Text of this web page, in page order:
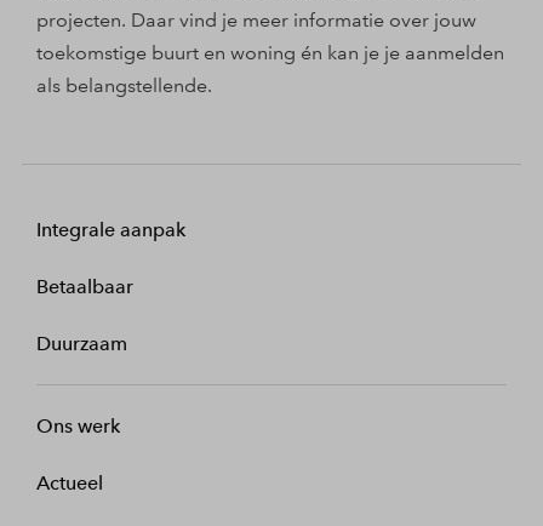
projecten. Daar vind je meer informatie over jouw
toekomstige buurt en woning én kan je je aanmelden
als belangstellende.
Integrale aanpak
Betaalbaar
Duurzaam
Ons werk
Actueel